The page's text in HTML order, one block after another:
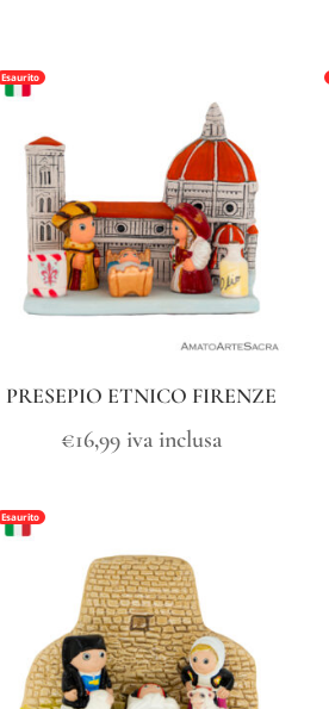
Esaurito
PRESEPIO ETNICO FIRENZE
€16,99 iva inclusa
Esaurito